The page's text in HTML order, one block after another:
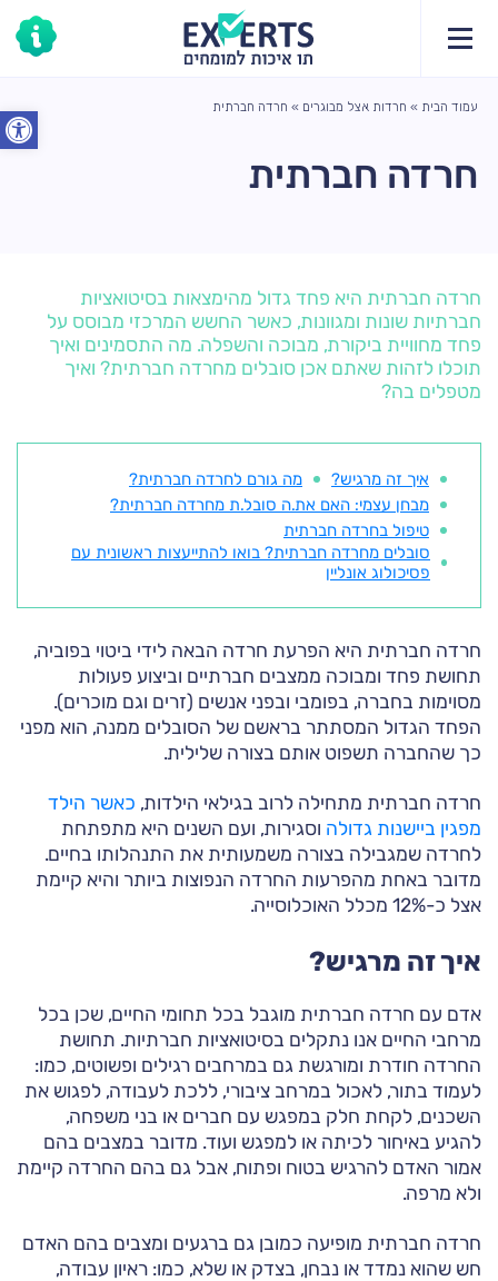
פתח עמוד הבית » חרדות אצל מבוגרים » חרדה חברתית
חרדה חברתית
חרדה חברתית היא פחד גדול מהימצאות בסיטואציות
חברתיות שונות ומגוונות, כאשר החשש המרכזי מבוסס על
פחד מחוויית ביקורת, מבוכה והשפלה. מה התסמינים ואיך
תוכלו לזהות שאתם אכן סובלים מחרדה חברתית? ואיך
מטפלים בה?
איך זה מרגיש?
מה גורם לחרדה חברתית?
מבחן עצמי: האם את.ה סובל.ת מחרדה חברתית?
טיפול בחרדה חברתית
סובלים מחרדה חברתית? בואו להתייעצות ראשונית עם
פסיכולוג אונליין
חרדה חברתית היא הפרעת חרדה הבאה לידי ביטוי בפוביה,
תחושת פחד ומבוכה ממצבים חברתיים וביצוע פעולות
מסוימות בחברה, בפומבי ובפני אנשים (זרים וגם מוכרים).
הפחד הגדול המסתתר בראשם של הסובלים ממנה, הוא מפני
כך שהחברה תשפוט אותם בצורה שלילית.
חרדה חברתית מתחילה לרוב בגילאי הילדות, כאשר הילד
מפגין ביישנות גדולה וסגירות, ועם השנים היא מתפתחת
לחרדה שמגבילה בצורה משמעותית את התנהלותו בחיים.
מדובר באחת מהפרעות החרדה הנפוצות ביותר והיא קיימת
אצל כ-12% מכלל האוכלוסייה.
איך זה מרגיש?
אדם עם חרדה חברתית מוגבל בכל תחומי החיים, שכן בכל
מרחבי החיים אנו נתקלים בסיטואציות חברתיות. תחושת
החרדה חודרת ומורגשת גם במרחבים רגילים ופשוטים, כמו:
לעמוד בתור, לאכול במרחב ציבורי, ללכת לעבודה, לפגוש את
השכנים, לקחת חלק במפגש עם חברים או בני משפחה,
להגיע באיחור לכיתה או למפגש ועוד. מדובר במצבים בהם
אמור האדם להרגיש בטוח ופתוח, אבל גם בהם החרדה קיימת
ולא מרפה.
חרדה חברתית מופיעה כמובן גם ברגעים ומצבים בהם האדם
חש שהוא נמדד או נבחן, בצדק או שלא, כמו: ראיון עבודה,